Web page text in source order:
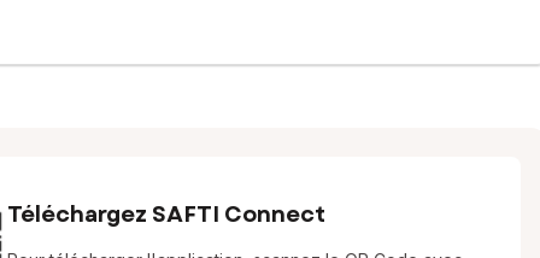
Téléchargez SAFTI Connect